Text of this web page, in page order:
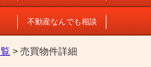
不動産なんでも相談
> 売買物件詳細